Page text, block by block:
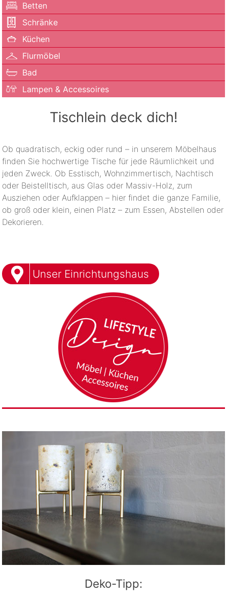
Betten
Schränke
Küchen
Flurmöbel
Bad
Lampen & Accessoires
Tischlein deck dich!
Ob quadratisch, eckig oder rund – in unserem Möbelhaus
finden Sie hochwertige Tische für jede Räumlichkeit und
jeden Zweck. Ob Esstisch, Wohnzimmertisch, Nachtisch
oder Beistelltisch, aus Glas oder Massiv-Holz, zum
Ausziehen oder Aufklappen – hier findet die ganze Familie,
ob groß oder klein, einen Platz – zum Essen, Abstellen oder
Dekorieren.
Unser Einrichtungshaus
Deko-Tipp: